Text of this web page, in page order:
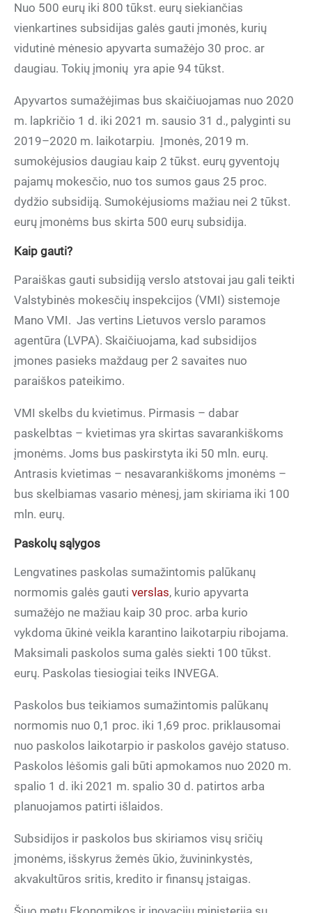
Nuo 500 eurų iki 800 tūkst. eurų siekiančias
vienkartines subsidijas galės gauti įmonės, kurių
vidutinė mėnesio apyvarta sumažėjo 30 proc. ar
daugiau. Tokių įmonių yra apie 94 tūkst.
Apyvartos sumažėjimas bus skaičiuojamas nuo 2020
m. lapkričio 1 d. iki 2021 m. sausio 31 d., palyginti su
2019–2020 m. laikotarpiu. Įmonės, 2019 m.
sumokėjusios daugiau kaip 2 tūkst. eurų gyventojų
pajamų mokesčio, nuo tos sumos gaus 25 proc.
dydžio subsidiją. Sumokėjusioms mažiau nei 2 tūkst.
eurų įmonėms bus skirta 500 eurų subsidija.
Kaip gauti?
Paraiškas gauti subsidiją verslo atstovai jau gali teikti
Valstybinės mokesčių inspekcijos (VMI) sistemoje
Mano VMI. Jas vertins Lietuvos verslo paramos
agentūra (LVPA). Skaičiuojama, kad subsidijos
įmones pasieks maždaug per 2 savaites nuo
paraiškos pateikimo.
VMI skelbs du kvietimus. Pirmasis – dabar
paskelbtas – kvietimas yra skirtas savarankiškoms
įmonėms. Joms bus paskirstyta iki 50 mln. eurų.
Antrasis kvietimas – nesavarankiškoms įmonėms –
bus skelbiamas vasario mėnesį, jam skiriama iki 100
mln. eurų.
Paskolų sąlygos
Lengvatines paskolas sumažintomis palūkanų
normomis galės gauti verslas, kurio apyvarta
sumažėjo ne mažiau kaip 30 proc. arba kurio
vykdoma ūkinė veikla karantino laikotarpiu ribojama.
Maksimali paskolos suma galės siekti 100 tūkst.
eurų. Paskolas tiesiogiai teiks INVEGA.
Paskolos bus teikiamos sumažintomis palūkanų
normomis nuo 0,1 proc. iki 1,69 proc. priklausomai
nuo paskolos laikotarpio ir paskolos gavėjo statuso.
Paskolos lėšomis gali būti apmokamos nuo 2020 m.
spalio 1 d. iki 2021 m. spalio 30 d. patirtos arba
planuojamos patirti išlaidos.
Subsidijos ir paskolos bus skiriamos visų sričių
įmonėms, išskyrus žemės ūkio, žuvininkystės,
akvakultūros sritis, kredito ir finansų įstaigas.